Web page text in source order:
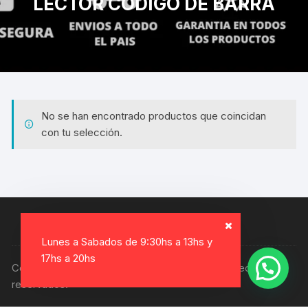
Lunes a Sabados de 9:30hs a 13hs y
17hs a 20hs
No se han encontrado productos que coincidan
con tu selección.
Copyright © 2026, Electro Gamer. Todos los derechos
reservados.